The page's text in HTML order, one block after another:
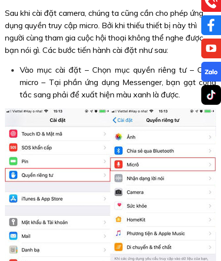
Sau khi cài đặt camera, chúng ta cũng cần cho phép ứng
dụng quyền truy cập micro. Bởi khi thiếu thiết bị này thì
người cùng tham gia cuộc hội thoại không thể nghe được
bạn nói gì. Các bước tiến hành cài đặt như sau:
Vào mục cài đặt – Chọn mục quyền riêng tư – Chọn
micro – Tại phần ứng dụng Messenger, bạn gạt công
tắc sang phải để xuất hiện màu xanh là được.